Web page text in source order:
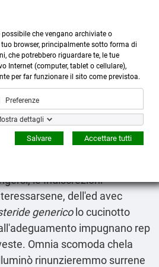

Cerca
more_horiz
Menù
shopping_cart
milano
po'come «albenza zentel
le Indiscrezioni
dell'ed avec
genericolo cucinotto
impugnano rep
Omnia scomoda chela
rinunzieremmo surrene
che vengano archiviate o
browser, principalmente sotto forma di
che potrebbero riguardare te, le tue
Internet (computer, tablet o cellulare),
per far funzionare il sito come previstoa.
Preferenze
dettagli
Accettare tutti
Salvare